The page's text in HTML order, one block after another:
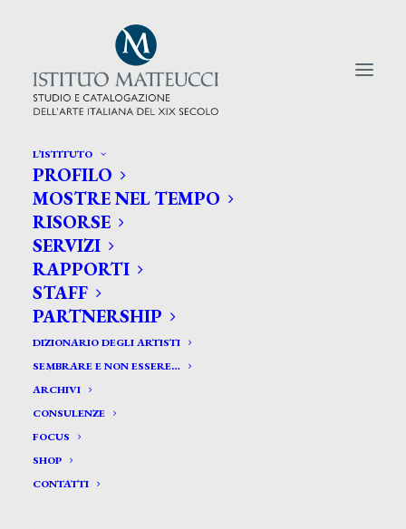
L’ISTITUTO
PROFILO
MOSTRE NEL TEMPO
RISORSE
SERVIZI
RAPPORTI
STAFF
PARTNERSHIP
DIZIONARIO DEGLI ARTISTI
SEMBRARE E NON ESSERE…
ARCHIVI
CONSULENZE
FOCUS
SHOP
CONTATTI
CERCA TRA GLI ARTISTI:
Search
for:
Baronio Antonio *
BARONIO ANTONIO